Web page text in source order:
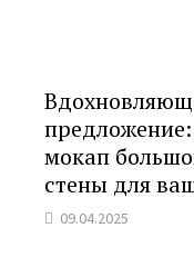
мокап
стены для
09.04.2025